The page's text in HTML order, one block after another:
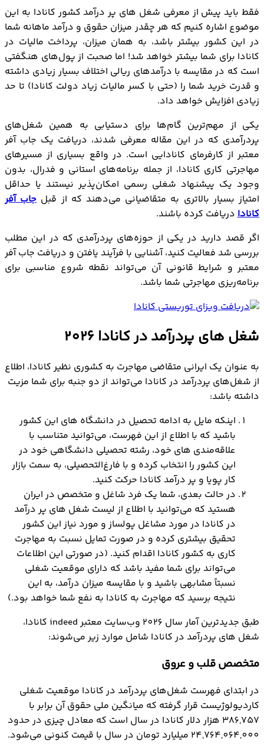
فقط باید پیش از معرفی شغل های پر درآمد کشور کانادا به این
موضوع اشاره کنیم که هر چقدر میزان حقوق و درآمد ماهانه شما
در این کشور بیشتر باشد، به همان میزان، پرداخت مالیات در
کانادا برای شما بیشتر خواهد شد! اما صحبت از پول‌های هنگفتی
است که در مقایسه با درآمدهای ریالی اختلاف بسیار زیادی داشته
و قدرت خرید شما را (حتی با کسر مالیات زیاد دولت کانادا) تا حد
زیادی افزایش خواهد داد.
یکی از مهم‌ترین گام‌ها برای دستیابی به همین شغل‌های
پردرآمدی که در این مقاله معرفی شدند، دریافت یک جاب آفر
معتبر از کارفرمای کانادایی است. در واقع بسیاری از مسیرهای
مهاجرتی کاری کانادا، از جمله برنامه‌های استانی و فدرال، بدون
وجود یک پیشنهاد شغلی رسمی امکان‌پذیر نیستند یا حداقل
امتیاز بسیار بالاتری به متقاضیانی می‌دهند که از قبلجاب آفر
کانادا دریافت کرده باشند.
اگر قصد دارید در یکی از حوزه‌های پردرآمدی که در این مطلب
بررسی شد فعالیت کنید، آشنایی با فرآیند یافتن و دریافت جاب آفر
معتبر و شرایط قانونی آن می‌تواند نقطه شروع مناسبی برای
برنامه‌ریزی مهاجرتی شما باشد.
شغل های پردرآمد در کانادا 2026
به عنوان یک ایرانی متقاضی مهاجرت به کشوری نظیر کانادا، اطلاع
از شغل‌های پردرآمد در کانادا می‌تواند از دو جنبه برای شما مزیت
داشته باشد:
اینکه مایل به ادامه تحصیل در دانشگاه های این کشور
باشید که با اطلاع از این فهرست، می‌توانید متناسب با
علاقه‌مندی های خود، رشته تحصیلی دانشگاهی خود در
این کشور را انتخاب کرده و با فارغ‌التحصیلی، به سمت بازار
کار پویا و پر درآمد کانادا حرکت کنید.
در حالت بعدی، شما یک فرد شاغل و متخصص در ایران
هستید که می‌توانید با اطلاع از لیست شغل های پر درآمد
در کانادا در مورد مشاغل پولساز و مورد نیاز این کشور
تحقیق بیشتری کرده و در صورت تمایل نسبت به مهاجرت
کاری به کشور کانادا اقدام کنید. (در صورتی این اطلاعات
می‌تواند برای شما مفید باشد که دارای موقعیت شغلی
نسبتاً مشابهی باشید و با مقایسه میزان درآمد، به این
نتیجه برسید که مهاجرت به کانادا به نفع شما خواهد بود.)
طبق جدیدترین آمار سال 2026 وب‌سایت معتبر indeed کانادا،
شغل های پردرآمد در کانادا شامل موارد زیر می‌شوند:
متخصص قلب و عروق
در ابتدای فهرست شغل‌های پردرآمد در کانادا موقعیت شغلی
کاردیولوژیست قرار گرفته که میانگین ملی حقوق آن برابر با
386,757 هزار دلار کانادا در سال است که معادل چیزی در حدود
24,764,064,000 میلیارد تومان در سال با قیمت کنونی می‌شود.